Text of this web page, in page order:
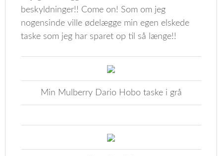
beskyldninger!! Come on! Som om jeg
nogensinde ville ødelægge min egen elskede
taske som jeg har sparet op til så længe!!
Min Mulberry Dario Hobo taske i grå